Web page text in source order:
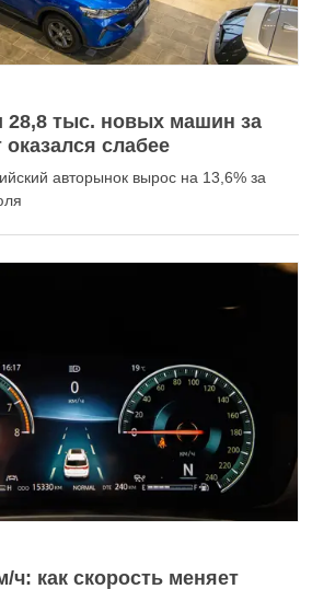
28,8 тыс. новых машин за
слабее
авторынок вырос на 13,6% за
ч: как скорость меняет